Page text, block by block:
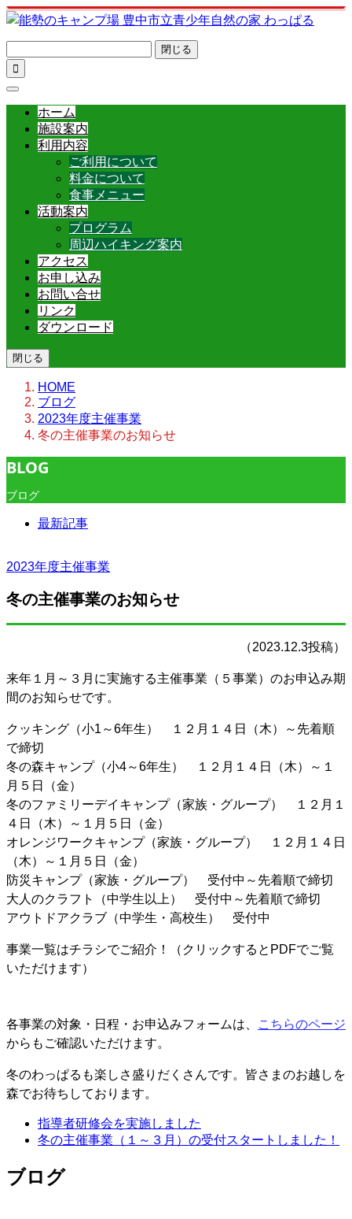
閉じる

ホーム
施設案内
利用内容
ご利用について
料金について
食事メニュー
活動案内
プログラム
周辺ハイキング案内
アクセス
お申し込み
お問い合せ
リンク
ダウンロード
閉じる
HOME
ブログ
2023年度主催事業
冬の主催事業のお知らせ
BLOG
ブログ
最新記事
2023年度主催事業
冬の主催事業のお知らせ
（2023.12.3投稿）
来年１月～３月に実施する主催事業（５事業）のお申込み期
間のお知らせです。
クッキング（小1～6年生） １２月１４日（木）～先着順
で締切
冬の森キャンプ（小4～6年生） １２月１４日（木）～１
月５日（金）
冬のファミリーデイキャンプ（家族・グループ） １２月１
４日（木）～１月５日（金）
オレンジワークキャンプ（家族・グループ） １２月１４日
（木）～１月５日（金）
防災キャンプ（家族・グループ） 受付中～先着順で締切
大人のクラフト（中学生以上） 受付中～先着順で締切
アウトドアクラブ（中学生・高校生） 受付中
事業一覧はチラシでご紹介！（クリックするとPDFでご覧
いただけます）
各事業の対象・日程・お申込みフォームは、
こちらのページ
からもご確認いただけます。
冬のわっぱるも楽しさ盛りだくさんです。皆さまのお越しを
森でお待ちしております。
指導者研修会を実施しました
冬の主催事業（１～３月）の受付スタートしました！
ブログ